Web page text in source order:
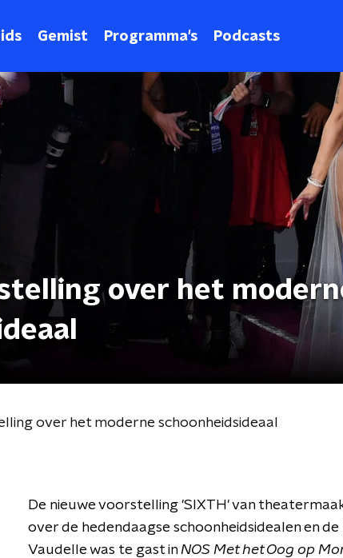
Gemist Programma's Podcasts
over het
over het moderne schoonheidsideaal
De nieuwe voorstelling 'SIXTH' van
over de hedendaagse schoonheidsidealen en de
Vaudelle was te gast inNOS Met het Oog op